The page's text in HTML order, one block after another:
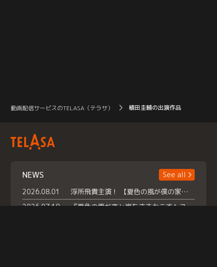
動画配信サービスのTELASA（テラサ） 植田圭輔の出演作品
NEWS
See all
2026.08.01
浮所飛貴主演！ 【夏色の風が僕の家にやってきた】 本日よりテラサで独占配信スタート！
2026.07.18
『夏色の雲が恋と嵐をまきおこす』スペシャルメイキング 【Part1】2026年７月18日（土）23時30分～配信スタート！話題のシーンの裏側を大公開！豪華キャスト大集合！ 『武宮家 真夏の家族会議』開催！